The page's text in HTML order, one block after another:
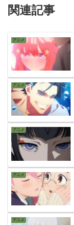
関連記事
アニメ
アニメ
アニメ
アニメ
アニメ